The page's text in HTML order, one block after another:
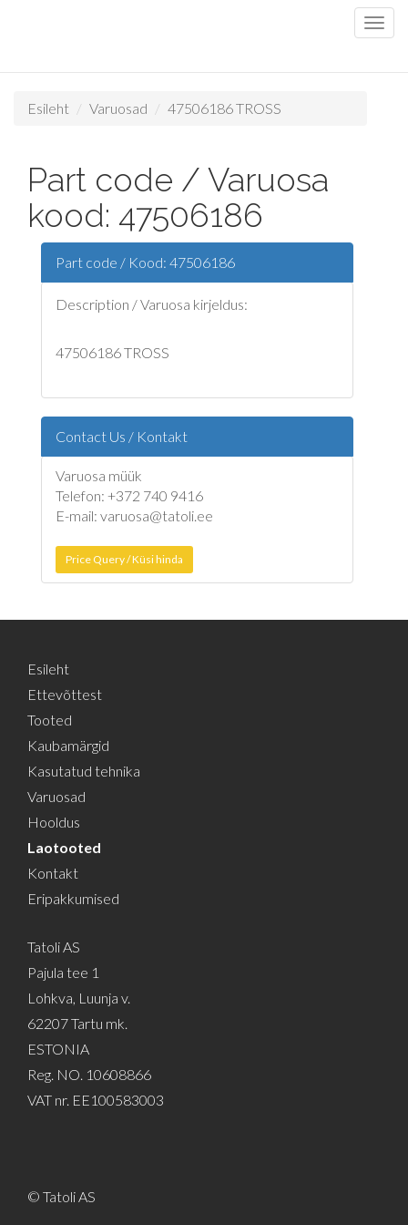
Esileht Varuosad 47506186 TROSS
Part code / Varuosa
kood: 47506186
Part code / Kood: 47506186
Description / Varuosa kirjeldus:
47506186 TROSS
Contact Us / Kontakt
Varuosa müük
Telefon: +372 740 9416
E-mail: varuosa@tatoli.ee
Price Query / Küsi hinda
Esileht
Ettevõttest
Tooted
Kaubamärgid
Kasutatud tehnika
Varuosad
Hooldus
Laotooted
Kontakt
Eripakkumised
Tatoli AS
Pajula tee 1
Lohkva, Luunja v.
62207 Tartu mk.
ESTONIA
Reg. NO. 10608866
VAT nr. EE100583003
© Tatoli AS